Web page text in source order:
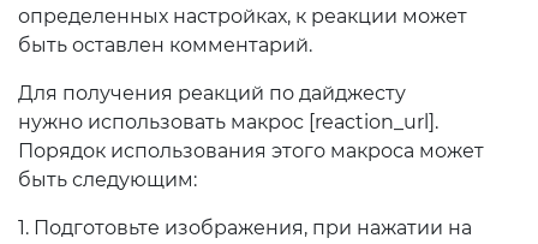
определенных настройках, к реакции может
быть оставлен комментарий.
Для получения реакций по дайджесту
нужно использовать макрос [reaction_url].
Порядок использования этого макроса может
быть следующим:
1. Подготовьте изображения, при нажатии на